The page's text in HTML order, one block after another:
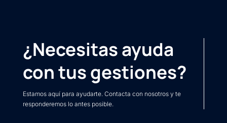
¿Necesitas ayuda
con tus gestiones?
Estamos aquí para ayudarte. Contacta con nosotros y te
responderemos lo antes posible.